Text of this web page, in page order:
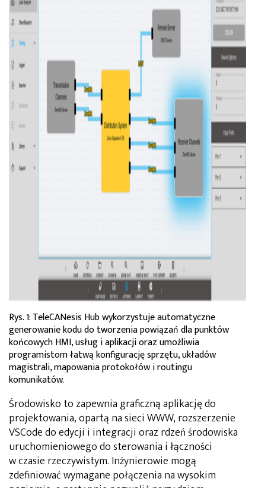
Rys. 1: TeleCANesis Hub wykorzystuje automatyczne
generowanie kodu do tworzenia powiązań dla punktów
końcowych HMI, usług i aplikacji oraz umożliwia
programistom łatwą konfigurację sprzętu, układów
magistrali, mapowania protokołów i routingu
komunikatów.
Środowisko to zapewnia graficzną aplikację do
projektowania, opartą na sieci WWW, rozszerzenie
VSCode do edycji i integracji oraz rdzeń środowiska
uruchomieniowego do sterowania i łączności
w czasie rzeczywistym. Inżynierowie mogą
zdefiniować wymagane połączenia na wysokim